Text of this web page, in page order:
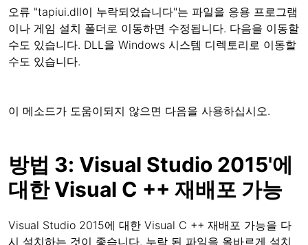
오류 "tapiui.dll이 누락되었습니다"는 파일을 응용 프로그램
이나 게임 설치 폴더로 이동하면 수정됩니다. 다음을 이동할
수도 있습니다. DLL을 Windows 시스템 디렉토리로 이동할
수도 있습니다.
이 메소드가 도움이되지 않으면 다음을 사용하십시오.
방법 3: Visual Studio 2015'에
대한 Visual C ++ 재배포 가능
Visual Studio 2015에 대한 Visual C ++ 재배포 가능을 다
시 설치하는 것이 좋습니다. 누락 된 파일을 올바르게 설치